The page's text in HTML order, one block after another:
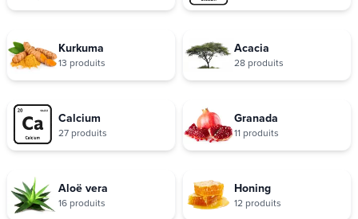
Kurkuma
13 produits
Acacia
28 produits
Calcium
27 produits
Granada
11 produits
Aloë vera
16 produits
Honing
12 produits